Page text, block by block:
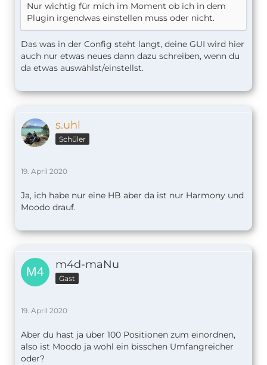
Nur wichtig für mich im Moment ob ich in dem
Plugin irgendwas einstellen muss oder nicht.
Das was in der Config steht langt, deine GUI wird hier
auch nur etwas neues dann dazu schreiben, wenn du
da etwas auswählst/einstellst.
s.uhl
Schüler
19. April 2020
Ja, ich habe nur eine HB aber da ist nur Harmony und
Moodo drauf.
m4d-maNu
Gast
19. April 2020
Aber du hast ja über 100 Positionen zum einordnen,
also ist Moodo ja wohl ein bisschen Umfangreicher
oder?